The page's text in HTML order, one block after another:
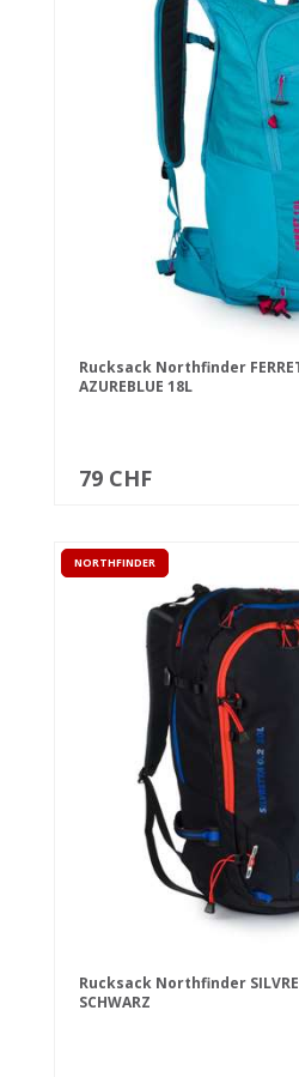
Rucksack Northfinder
AZUREBLUE 18L
79 CHF
NORTHFINDER
Rucksack Northfinder
SCHWARZ